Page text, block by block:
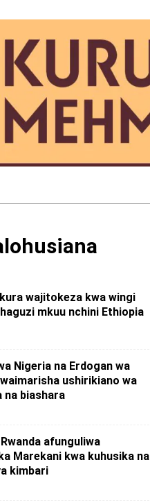
wajitokeza kwa wingi
mkuu nchini Ethiopia
Nigeria na Erdogan wa
ushirikiano wa
na biashara
afunguliwa
Marekani kwa kuhusika na
kimbari